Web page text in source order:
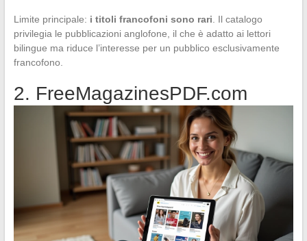
Limite principale: i titoli francofoni sono rari . Il catalogo
privilegia le pubblicazioni anglofone, il che è adatto ai lettori
bilingue ma riduce l’interesse per un pubblico esclusivamente
francofono.
2. FreeMagazinesPDF.com